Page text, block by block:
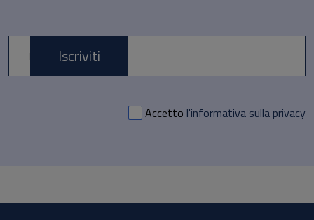
E-mail *
Accetto l'informativa sulla privacy
Iscriviti